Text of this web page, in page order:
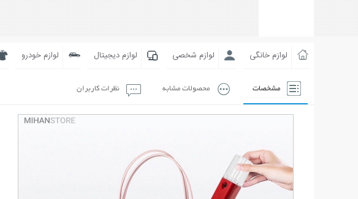
لوازم خانگی لوازم شخصی لوازم دیجیتال لوازم خودرو
مشخصات محصولات مشابه نظرات کاربران